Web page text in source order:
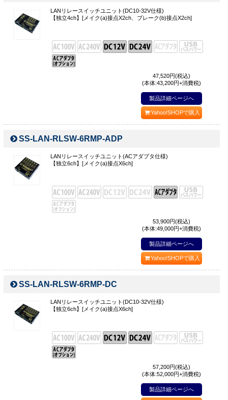
LANリレースイッチユニット(DC10-32V仕様)
【独立4ch】[メイク(a)接点X2ch、ブレーク(b)接点X2ch]
47,520円(税込)
(本体:43,200円+消費税)
製品詳細ページへ
Yahoo!SHOPで購入
SS-LAN-RLSW-6RMP-ADP
LANリレースイッチユニット(ACアダプタ仕様)
【独立6ch】[メイク(a)接点X6ch]
53,900円(税込)
(本体:49,000円+消費税)
製品詳細ページへ
Yahoo!SHOPで購入
SS-LAN-RLSW-6RMP-DC
LANリレースイッチユニット(DC10-32V仕様)
【独立6ch】[メイク(a)接点X6ch]
57,200円(税込)
(本体:52,000円+消費税)
製品詳細ページへ